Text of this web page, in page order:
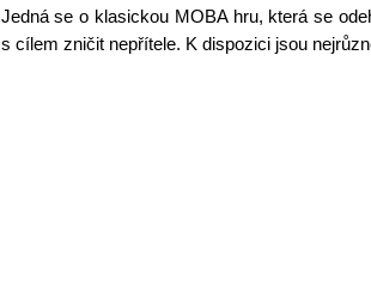
Jedná se o klasickou MOBA hru, která se
s cílem zničit nepřítele. K dispozici jsou